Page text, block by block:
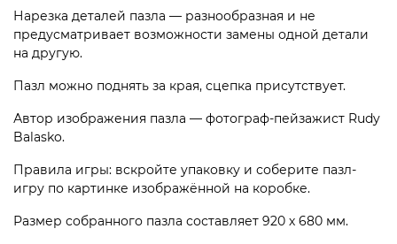
Нарезка деталей пазла — разнообразная и не
предусматривает возможности замены одной детали
на другую.
Пазл можно поднять за края, сцепка присутствует.
Автор изображения пазла — фотограф-пейзажист Rudy
Balasko.
Правила игры: вскройте упаковку и соберите пазл-
игру по картинке изображённой на коробке.
Размер собранного пазла составляет 920 х 680 мм.